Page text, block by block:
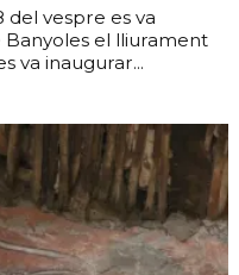
del vespre es va
el lliurament
va inaugurar...